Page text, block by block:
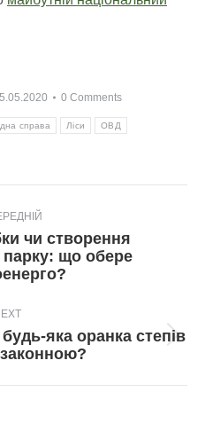
0 Comments
справа Ліси ОВД
Попередній
пост:
чи створення
парку: що обере
Next
post:
яка оранка степів